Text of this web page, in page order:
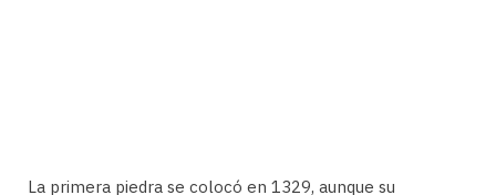
La primera piedra se colocó en 1329, aunque su